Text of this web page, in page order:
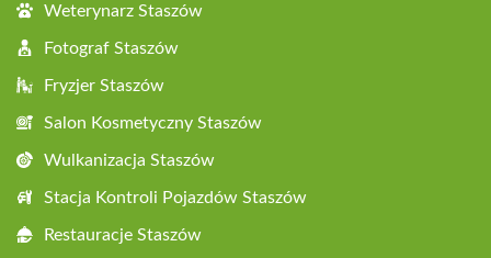
Weterynarz Staszów
Fotograf Staszów
Fryzjer Staszów
Salon Kosmetyczny Staszów
Wulkanizacja Staszów
Stacja Kontroli Pojazdów Staszów
Restauracje Staszów